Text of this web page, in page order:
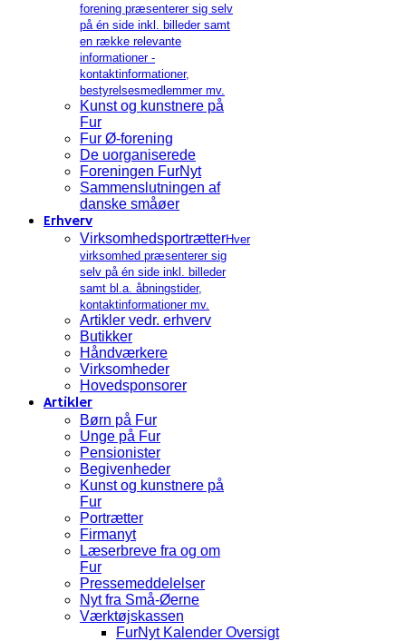
forening præsenterer sig selv
på én side inkl. billeder samt
en række relevante
informationer -
kontaktinformationer,
bestyrelsesmedlemmer mv.
Kunst og kunstnere på
Fur
Fur Ø-forening
De uorganiserede
Foreningen FurNyt
Sammenslutningen af
danske småøer
Erhverv
VirksomhedsportrætterHver
virksomhed præsenterer sig
selv på én side inkl. billeder
samt bl.a. åbningstider,
kontaktinformationer mv.
Artikler vedr. erhverv
Butikker
Håndværkere
Virksomheder
Hovedsponsorer
Artikler
Børn på Fur
Unge på Fur
Pensionister
Begivenheder
Kunst og kunstnere på
Fur
Portrætter
Firmanyt
Læserbreve fra og om
Fur
Pressemeddelelser
Nyt fra Små-Øerne
Værktøjskassen
FurNyt Kalender Oversigt